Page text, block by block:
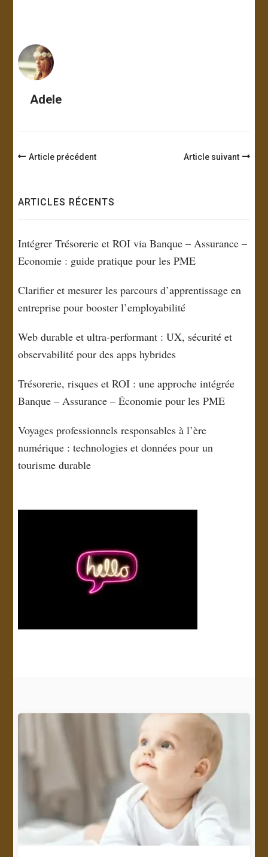
Adele
Navigation
Article précédent Article suivant
ARTICLES RÉCENTS
Intégrer Trésorerie et ROI via Banque – Assurance –
Economie : guide pratique pour les PME
Clarifier et mesurer les parcours d’apprentissage en
entreprise pour booster l’employabilité
Web durable et ultra-performant : UX, sécurité et
observabilité pour des apps hybrides
Trésorerie, risques et ROI : une approche intégrée
Banque – Assurance – Économie pour les PME
Voyages professionnels responsables à l’ère
numérique : technologies et données pour un
tourisme durable